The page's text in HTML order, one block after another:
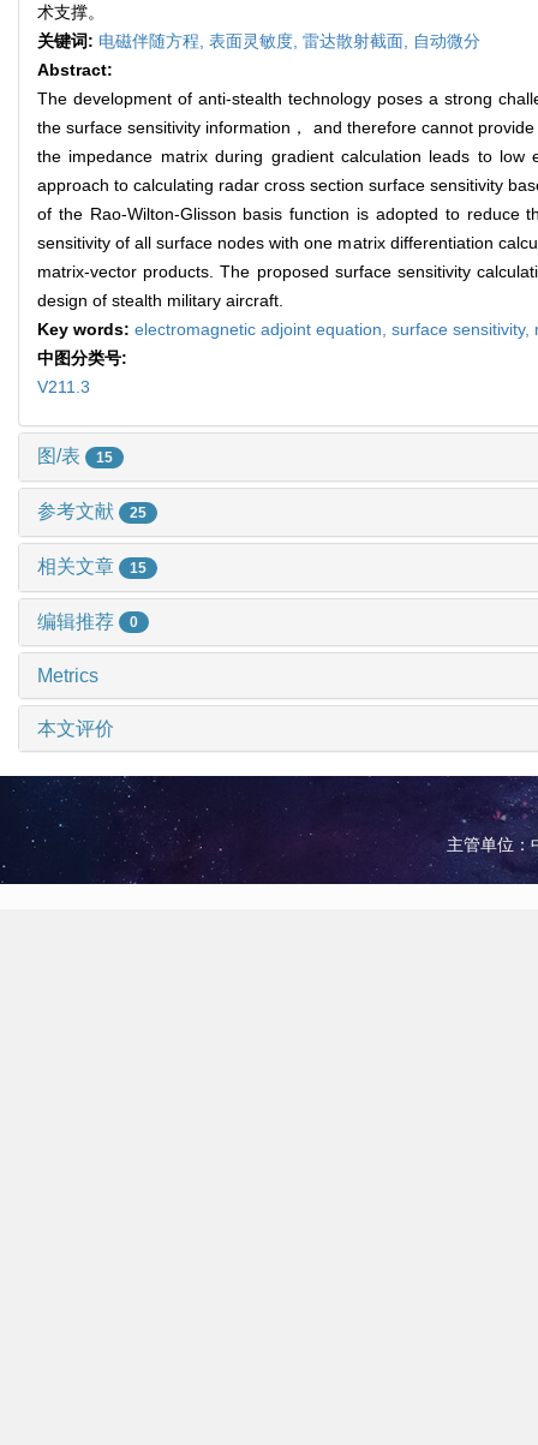
术支撑。
关键词: 电磁伴随方程, 表面灵敏度, 雷达散射截面, 自动微分
Abstract:
The development of anti-stealth technology poses a strong
the surface sensitivity information， and therefore cannot
the impedance matrix during gradient calculation leads to
approach to calculating radar cross section surface sensitivity
of the Rao-Wilton-Glisson basis function is adopted to reduce
sensitivity of all surface nodes with one matrix differentiation
matrix-vector products. The proposed surface sensitivity
design of stealth military aircraft.
Key words: electromagnetic adjoint equation, surface sensitivity,
中图分类号:
V211.3
图/表 15
参考文献 25
相关文章 15
编辑推荐 0
Metrics
本文评价
主管单位：